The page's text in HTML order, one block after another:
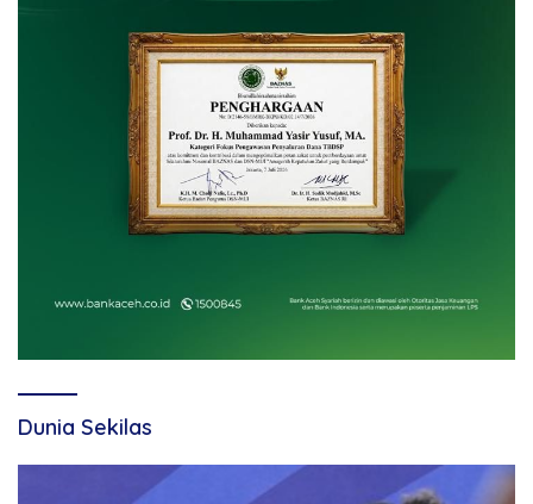
Dunia Sekilas